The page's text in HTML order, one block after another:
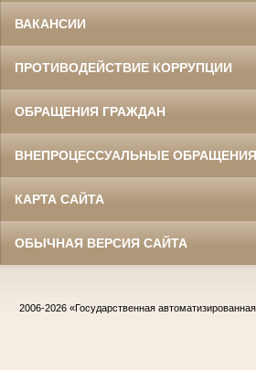
ВАКАНСИИ
ПРОТИВОДЕЙСТВИЕ КОРРУПЦИИ
ОБРАЩЕНИЯ ГРАЖДАН
ВНЕПРОЦЕССУАЛЬНЫЕ ОБРАЩЕНИЯ
КАРТА САЙТА
ОБЫЧНАЯ ВЕРСИЯ САЙТА
2006-2026 «Государственная